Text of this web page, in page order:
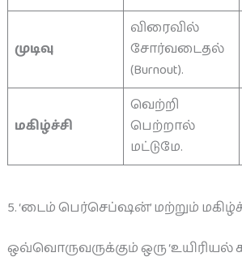
முடிவு
விரைவில்
சோர்வடைதல்
(Burnout).
மகிழ்ச்சி
வெற்றி
பெற்றால்
மட்டுமே.
5. ‘டைம் பெர்செப்ஷன்’ மற்றும்
ஒவ்வொருவருக்கும் ஒரு ‘உயிரியல்